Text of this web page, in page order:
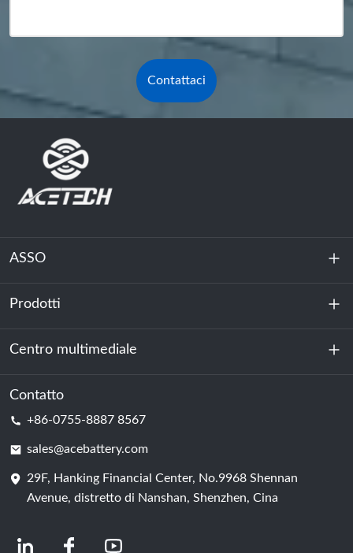
Contattaci
ASSO
Chi siamo
Sostenibilità
Prodotti
Accumulo di energia
Centro dati e sala server
Cella della batteria
Centro multimediale
Notizia
Contatto
+86-0755-8887 8567
sales@acebattery.com
29F, Hanking Financial Center, No.9968 Shennan
Avenue, distretto di Nanshan, Shenzhen, Cina